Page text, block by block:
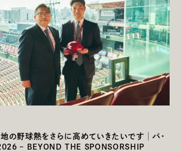
の野球熱をさらに高めていきたいです│パ・
– BEYOND THE SPONSORSHIP